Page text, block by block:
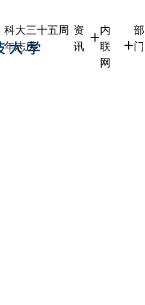
科大三十五周
年志庆
资
讯
内
联
网
部
门